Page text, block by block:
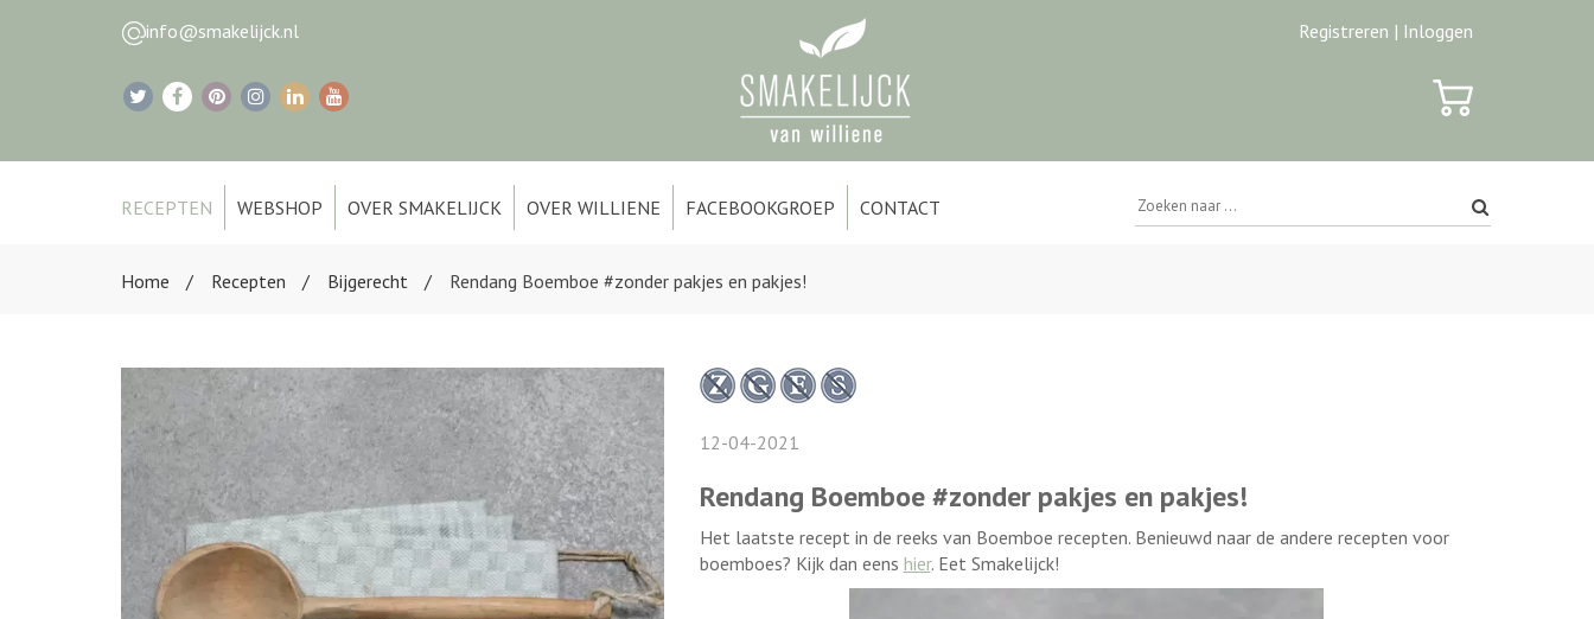
info@smakelijck.nl Registreren | Inloggen
RECEPTEN WEBSHOP OVER SMAKELIJCK OVER WILLIENE FACEBOOKGROEP CONTACT
Home Recepten Bijgerecht Rendang Boemboe #zonder pakjes en pakjes!
12-04-2021
Rendang Boemboe #zonder pakjes en pakjes!
Het laatste recept in de reeks van Boemboe recepten. Benieuwd naar de andere recepten voor
boemboes? Kijk dan eens hier. Eet Smakelijck!